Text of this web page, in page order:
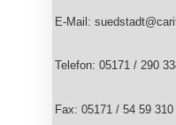
E-Mail:
Telefon: 05171 / 290
Fax: 05171 / 54 59 310